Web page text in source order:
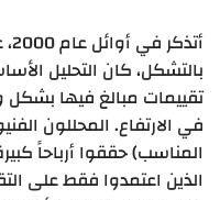
بالتشكل، كان التحليل
تقييمات مبالغ فيها
في الارتفاع. المحللون
المناسب) حققوا أرباحاً
الذين اعتمدوا فقط على